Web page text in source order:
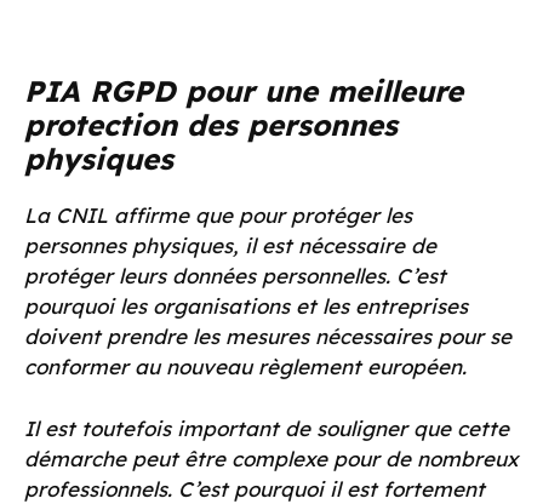
PIA RGPD pour une meilleure
protection des personnes
physiques
La CNIL affirme que pour protéger les
personnes physiques, il est nécessaire de
protéger leurs données personnelles. C’est
pourquoi les organisations et les entreprises
doivent prendre les mesures nécessaires pour se
conformer au nouveau règlement européen.
Il est toutefois important de souligner que cette
démarche peut être complexe pour de nombreux
professionnels. C’est pourquoi il est fortement